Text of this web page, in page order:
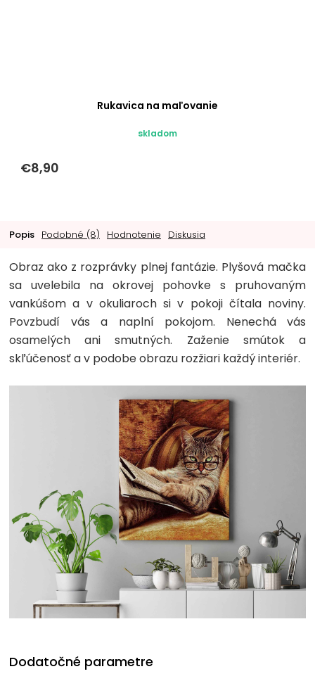
Rukavica na maľovanie
skladom
€8,90
Popis Podobné (8) Hodnotenie Diskusia
Obraz ako z rozprávky plnej fantázie. Plyšová mačka
sa uvelebila na okrovej pohovke s pruhovaným
vankúšom a v okuliaroch si v pokoji čítala noviny.
Povzbudí vás a naplní pokojom. Nenechá vás
osamelých ani smutných. Zaženie smútok a
skľúčenosť a v podobe obrazu rozžiari každý interiér.
Dodatočné parametre